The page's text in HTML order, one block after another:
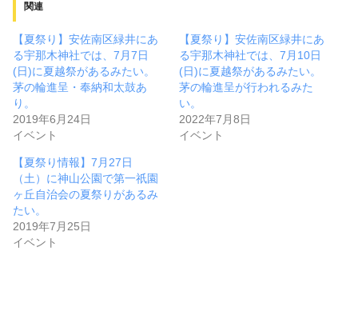
関連
【夏祭り】安佐南区緑井にあ
る宇那木神社では、7月7日
(日)に夏越祭があるみたい。
茅の輪進呈・奉納和太鼓あ
り。
2019年6月24日
イベント
【夏祭り】安佐南区緑井にあ
る宇那木神社では、7月10日
(日)に夏越祭があるみたい。
茅の輪進呈が行われるみた
い。
2022年7月8日
イベント
【夏祭り情報】7月27日
（土）に神山公園で第一祇園
ヶ丘自治会の夏祭りがあるみ
たい。
2019年7月25日
イベント